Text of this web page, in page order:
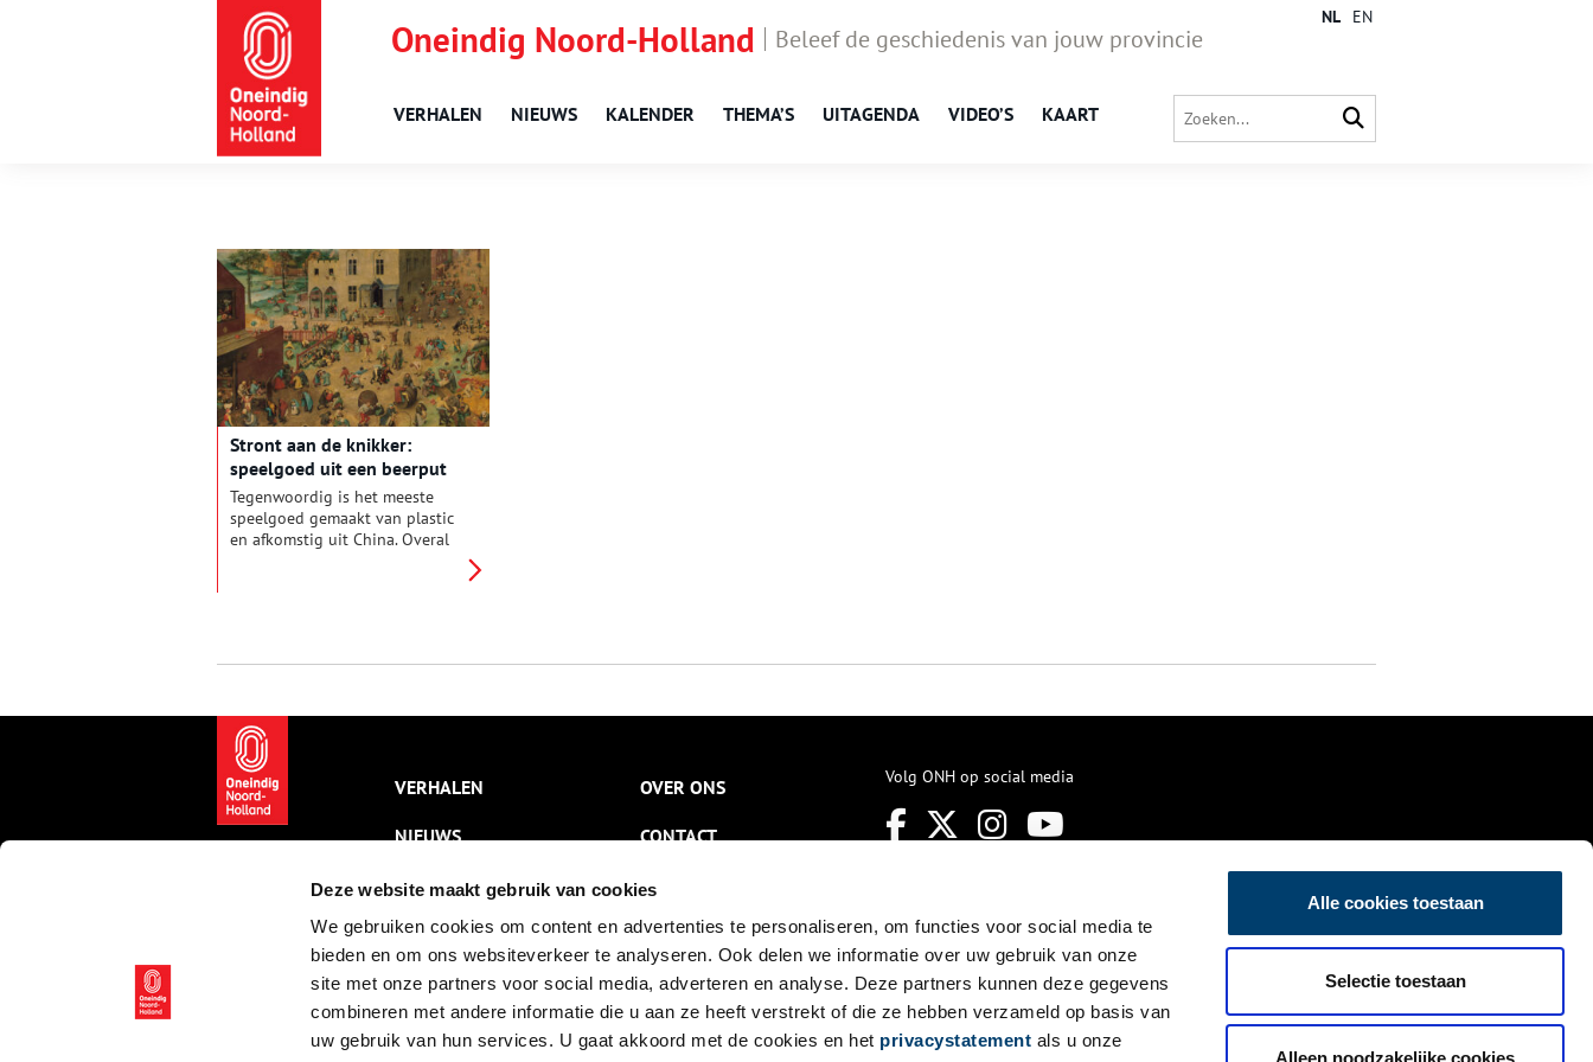
Deze website maakt gebruik van cookies
We gebruiken cookies om content en advertenties te personaliseren, om functies voor social media te
bieden en om ons websiteverkeer te analyseren. Ook delen we informatie over uw gebruik van onze
site met onze partners voor social media, adverteren en analyse. Deze partners kunnen deze gegevens
combineren met andere informatie die u aan ze heeft verstrekt of die ze hebben verzameld op basis van
uw gebruik van hun services. U gaat akkoord met de cookies en het privacystatement als u onze
Alle cookies toestaan
Selectie toestaan
Alleen noodzakelijke cookies
Oneindig Noord-Holland Beleef de geschiedenis van jouw provincie
VERHALEN NIEUWS KALENDER THEMA’S UITAGENDA VIDEO’S KAART
NL EN
Stront aan de knikker:
speelgoed uit een beerput
Tegenwoordig is het meeste
speelgoed gemaakt van plastic
en afkomstig uit China. Overal
natuurlijke materialen. Tijdens
tollen, poppengoed, dobbel- en
dominostenen teruggevonden.
Zoals bij een opgraving van een
beerput in Amsterdam, waar
zelfs een speelgoed veldkanon
weer het licht zag.
VERHALEN
NIEUWS
KALENDER
THEMA’S
ACTIVITEITEN
VIDEO’S
OVER ONS
CONTACT
NIEUWSBRIEF
DISCLAIMER
PRIVACY
TOEGANKELIJKHEID
Volg ONH op social media